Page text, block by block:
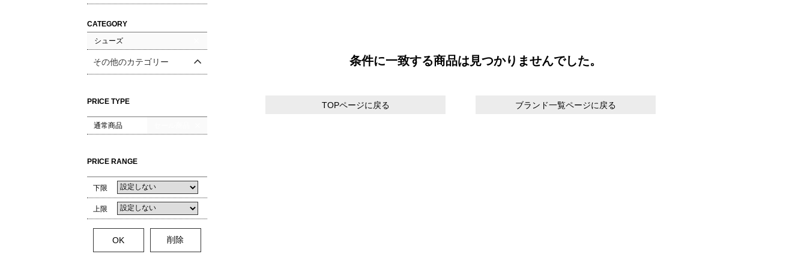
CATEGORY
シューズ
その他のカテゴリー
PRICE TYPE
通常商品
PRICE RANGE
下限
上限
条件に一致する商品は見つかりませんでした。
TOPページに戻る ブランド一覧ページに戻る